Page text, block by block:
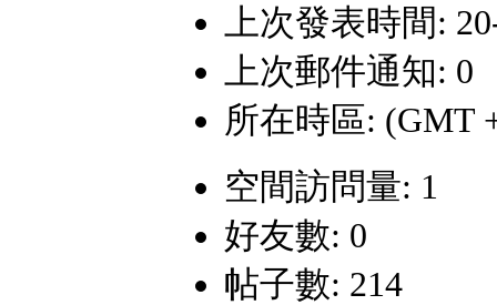
上次發表時間:
上次郵件通知: 0
所在時區: (GMT
空間訪問量: 1
好友數: 0
帖子數: 214